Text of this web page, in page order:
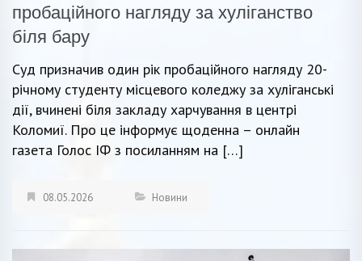
пробаційного нагляду за хуліганство
біля бару
Суд призначив один рік пробаційного нагляду 20-
річному студенту місцевого коледжу за хуліганські
дії, вчинені біля закладу харчування в центрі
Коломиї. Про це інформує щоденна – онлайн
газета Голос ІФ з посиланням на […]
08.05.2026 Новини